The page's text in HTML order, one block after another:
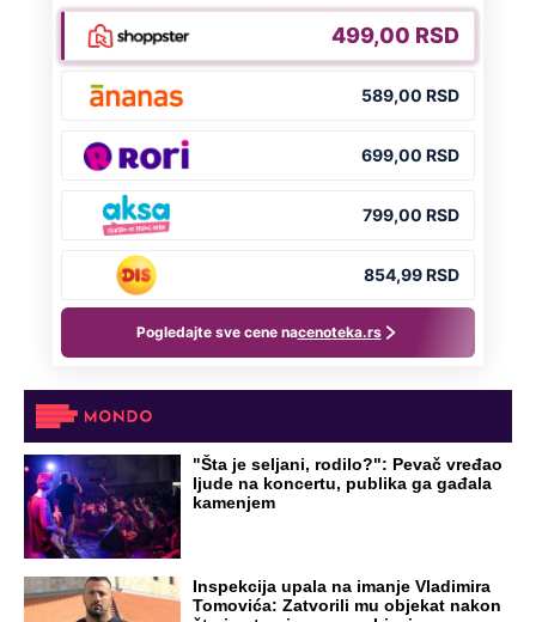
"Šta je seljani, rodilo?": Pevač vređao
ljude na koncertu, publika ga gađala
kamenjem
Inspekcija upala na imanje Vladimira
Tomovića: Zatvorili mu objekat nakon